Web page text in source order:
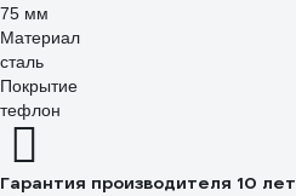
75 мм
Материал
сталь
Покрытие
тефлон
Гарантия производителя 10 лет